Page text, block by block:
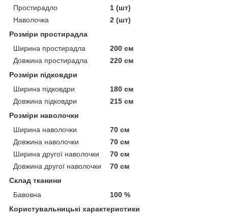
Простирадло
1 (шт)
Наволочка
2 (шт)
Розміри простирадла
Ширина простирадла
200 см
Довжина простирадла
220 см
Розміри підковдри
Ширина підковдри
180 см
Довжина підковдри
215 см
Розміри наволочки
Ширина наволочки
70 см
Довжина наволочки
70 см
Ширина другої наволочки
70 см
Довжина другої наволочки
70 см
Склад тканини
Бавовна
100 %
Користувальницькі характеристики